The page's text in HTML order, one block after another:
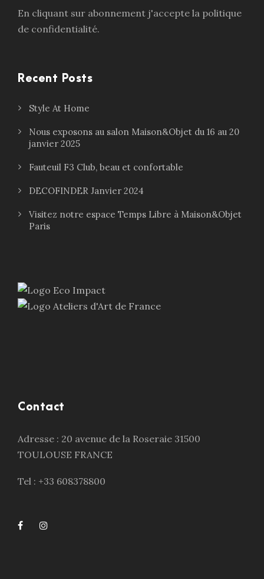
En cliquant sur abonnement j'accepte la politique
de confidentialité.
Recent Posts
Style At Home
Nous exposons au salon Maison&Objet du 16 au 20
janvier 2025
Fauteuil F3 Club, beau et confortable
DECOFINDER Janvier 2024
Visitez notre espace Temps Libre à Maison&Objet
Paris
Contact
Adresse : 20 avenue de la Roseraie 31500
TOULOUSE FRANCE
Tel : +33 608378800